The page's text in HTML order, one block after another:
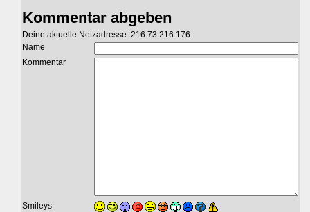
Kommentar abgeben
Deine aktuelle Netzadresse: 216.73.216.176
Name
Kommentar
Smileys